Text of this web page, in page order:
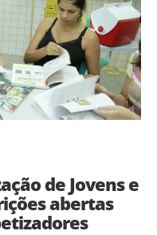
de Jovens e
abertas